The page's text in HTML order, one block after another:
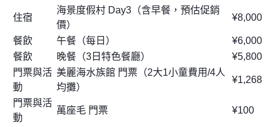
住宿
海景度假村 Day3（含早餐，預估促銷
價）
¥8,000
餐飲 午餐（每日）
¥6,000
餐飲
晚餐（3日特色餐廳）
¥5,800
門票與活
動
美麗海水族館 門票（2大1小童費用/4人
均攤）
¥1,268
門票與活
動
萬座毛 門票 ¥100